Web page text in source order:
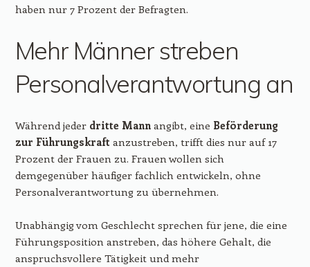
haben nur 7 Prozent der Befragten.
Mehr Männer streben
Personalverantwortung an
Während jeder dritte Mannangibt, eine Beförderung
zur Führungskraftanzustreben, trifft dies nur auf 17
Prozent der Frauen zu. Frauen wollen sich
demgegenüber häufiger fachlich entwickeln, ohne
Personalverantwortung zu übernehmen.
Unabhängig vom Geschlecht sprechen für jene, die eine
Führungsposition anstreben, das höhere Gehalt, die
anspruchsvollere Tätigkeit und mehr